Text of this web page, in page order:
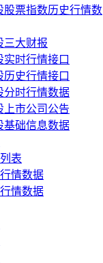
股票指数历史行情数
三大财报
实时行情接口
历史行情接口
分时行情数据
上市公司公告
基础信息数据
表
情数据
情数据